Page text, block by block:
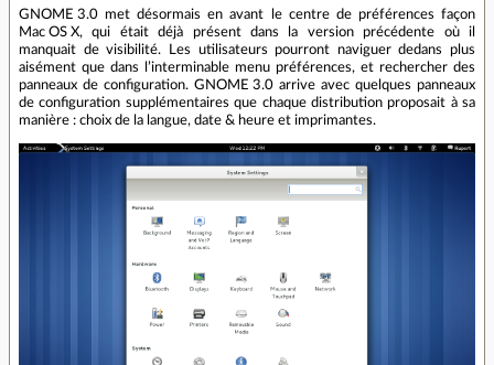
GNOME 3.0 met désormais en avant le centre de préférences façon
Mac OS X, qui était déjà présent dans la version précédente où il
manquait de visibilité. Les utilisateurs pourront naviguer dedans plus
aisément que dans l’interminable menu préférences, et rechercher des
panneaux de configuration. GNOME 3.0 arrive avec quelques panneaux
de configuration supplémentaires que chaque distribution proposait à sa
manière : choix de la langue, date & heure et imprimantes.